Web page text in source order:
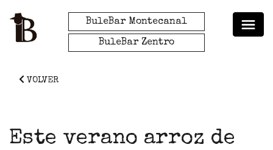
BuleBar Montecanal
BuleBar Zentro
VOLVER
Este verano arroz de